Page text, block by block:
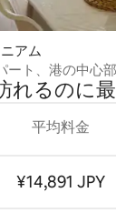
アム
ート、港の中心
れ⁠るの⁠に
平均料金
¥14,891 JPY